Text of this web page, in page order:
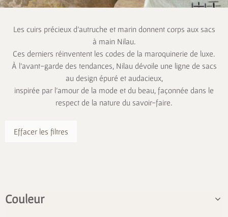
Les cuirs précieux d’autruche et marin donnent corps aux sacs
à main Nilau.
Ces derniers réinventent les codes de la maroquinerie de luxe.
À l’avant-garde des tendances, Nilau dévoile une ligne de sacs
au design épuré et audacieux,
inspirée par l’amour de la mode et du beau, façonnée dans le
respect de la nature du savoir-faire.
Effacer les filtres
Couleur